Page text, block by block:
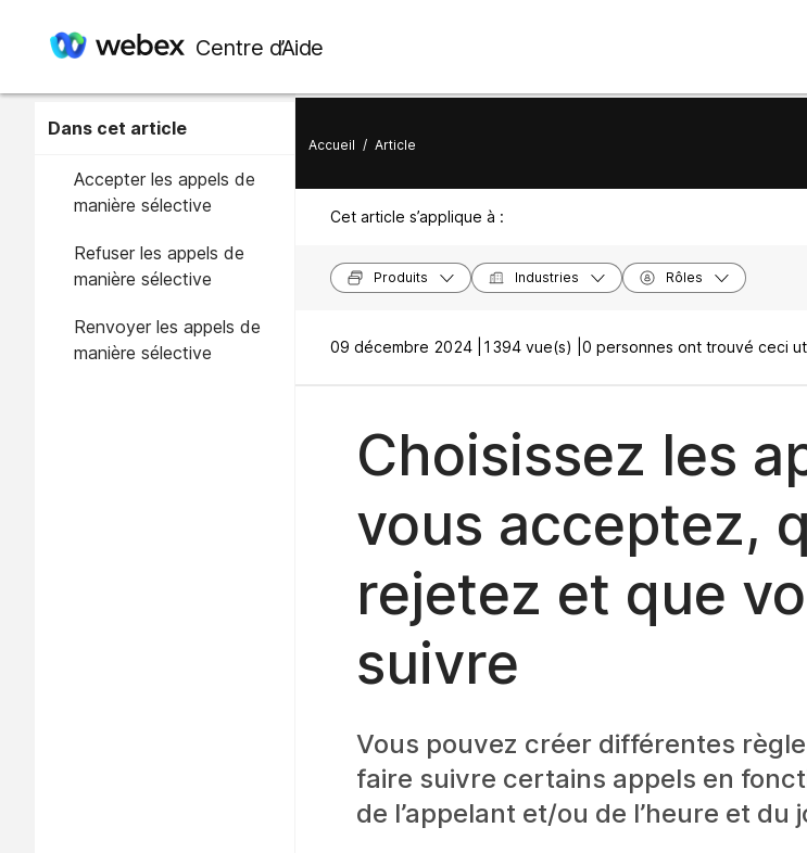
Centre d’Aide
Dans cet article
Accepter les appels de
manière sélective
Refuser les appels de
manière sélective
Renvoyer les appels de
manière sélective
Accueil / Article
Cet article s’applique à :
Produits Industries Rôles
09 décembre 2024 | 1394 vue(s) | 0 personnes ont trouvé ceci
Choisissez les
vous acceptez,
rejetez et que
suivre
Vous pouvez créer différentes
faire suivre certains appels en
de l’appelant et/ou de l’heure et du